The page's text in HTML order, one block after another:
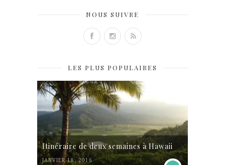
NOUS SUIVRE
LES PLUS POPULAIRES
Itinéraire de deux semaines à Hawaii
JANVIER 18, 2016